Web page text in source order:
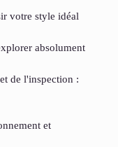
votre style idéal
absolument
de l'inspection :
et